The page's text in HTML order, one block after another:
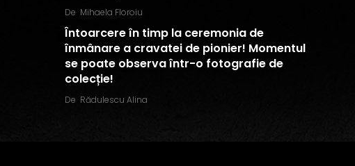
De Mihaela Floroiu
Întoarcere în timp la ceremonia de
înmânare a cravatei de pionier! Momentul
se poate observa într-o fotografie de
colecție!
De Rădulescu Alina